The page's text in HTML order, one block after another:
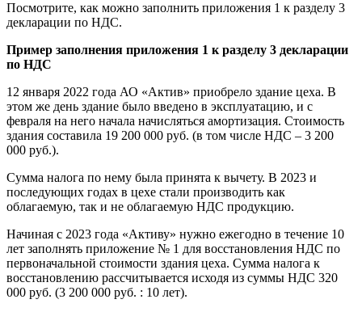
Посмотрите, как можно заполнить приложения 1 к разделу 3
декларации по НДС.
Пример заполнения приложения 1 к разделу 3 декларации
по НДС
12 января 2022 года АО «Актив» приобрело здание цеха. В
этом же день здание было введено в эксплуатацию, и с
февраля на него начала начисляться амортизация. Стоимость
здания составила 19 200 000 руб. (в том числе НДС – 3 200
000 руб.).
Сумма налога по нему была принята к вычету. В 2023 и
последующих годах в цехе стали производить как
облагаемую, так и не облагаемую НДС продукцию.
Начиная с 2023 года «Активу» нужно ежегодно в течение 10
лет заполнять приложение № 1 для восстановления НДС по
первоначальной стоимости здания цеха. Сумма налога к
восстановлению рассчитывается исходя из суммы НДС 320
000 руб. (3 200 000 руб. : 10 лет).